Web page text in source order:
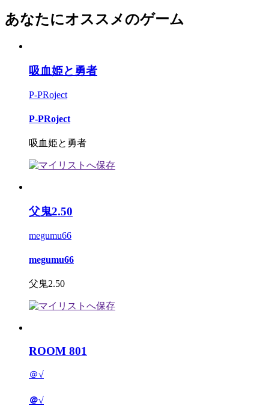
あなたにオススメのゲーム
吸血姫と勇者
P-PRoject
P-PRoject
吸血姫と勇者
父鬼2.50
megumu66
megumu66
父鬼2.50
ROOM 801
＠√
＠√